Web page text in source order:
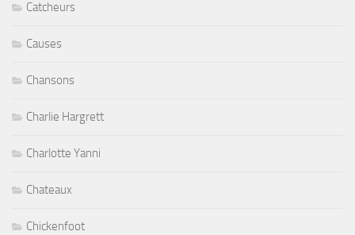
Catcheurs
Causes
Chansons
Charlie Hargrett
Charlotte Yanni
Chateaux
Chickenfoot